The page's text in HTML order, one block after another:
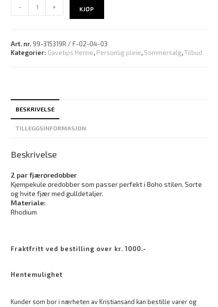
- + KJØP
Art. nr. 99-315319R / F-02-04-03
Kategorier: Gavetips Henne, Personlig pleie, Sommersalg,Tilbud
BESKRIVELSE
TILLEGGSINFORMASJON
Beskrivelse
2 par fjærøredobber
Kjempekule øredobber som passer perfekt i Boho stilen. Sorte
og hvite fjær med gulldetaljer.
Materiale:
Rhodium
Fraktfritt ved bestilling over kr. 1000.-
Hentemulighet
Kunder som bor i nærheten av Kristiansand kan bestille varer og